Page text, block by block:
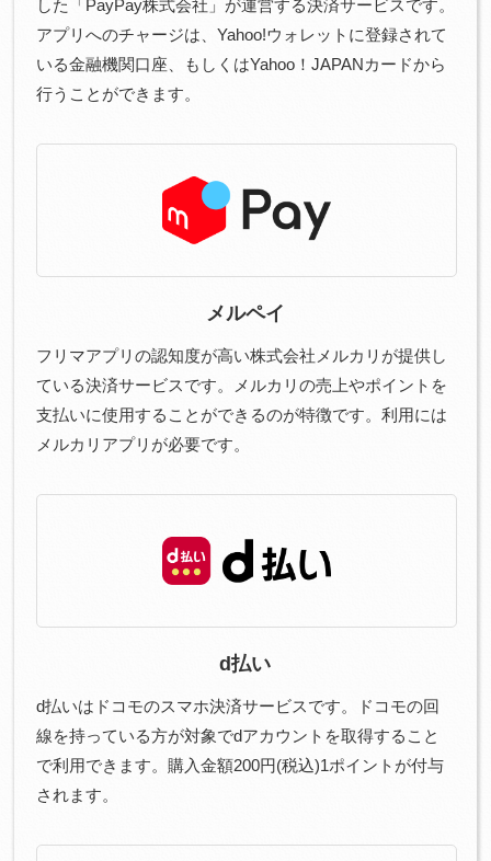
した「PayPay株式会社」が運営する決済サービスです。
アプリへのチャージは、Yahoo!ウォレットに登録されて
いる金融機関口座、もしくはYahoo！JAPANカードから
行うことができます。
メルペイ
フリマアプリの認知度が高い株式会社メルカリが提供し
ている決済サービスです。メルカリの売上やポイントを
支払いに使用することができるのが特徴です。利用には
メルカリアプリが必要です。
d払い
d払いはドコモのスマホ決済サービスです。ドコモの回
線を持っている方が対象でdアカウントを取得すること
で利用できます。購入金額200円(税込)1ポイントが付与
されます。